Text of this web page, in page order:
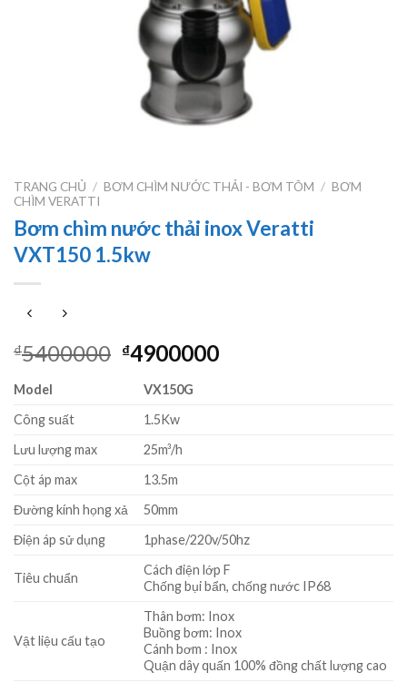
TRANG CHỦ / BƠM CHÌM NƯỚC THẢI - BƠM TÕM / BƠM
CHÌM VERATTI
Bơm chìm nước thải inox Veratti
VXT150 1.5kw
₫5400000 Giá
₫5400000.
₫4900000Giá
Model
VX150G
Công suất
1.5Kw
Lưu lượng max
25m³/h
Cột áp max
13.5m
Đường kính họng xả
50mm
Điện áp sử dụng
1phase/220v/50hz
Tiêu chuẩn
Cách điện lớp F
Chống bụi bẩn, chống nước IP68
Vật liệu cấu tạo
Thân bơm: Inox
Buồng bơm: Inox
Cánh bơm : Inox
Quận dây quấn 100% đồng chất lượng cao